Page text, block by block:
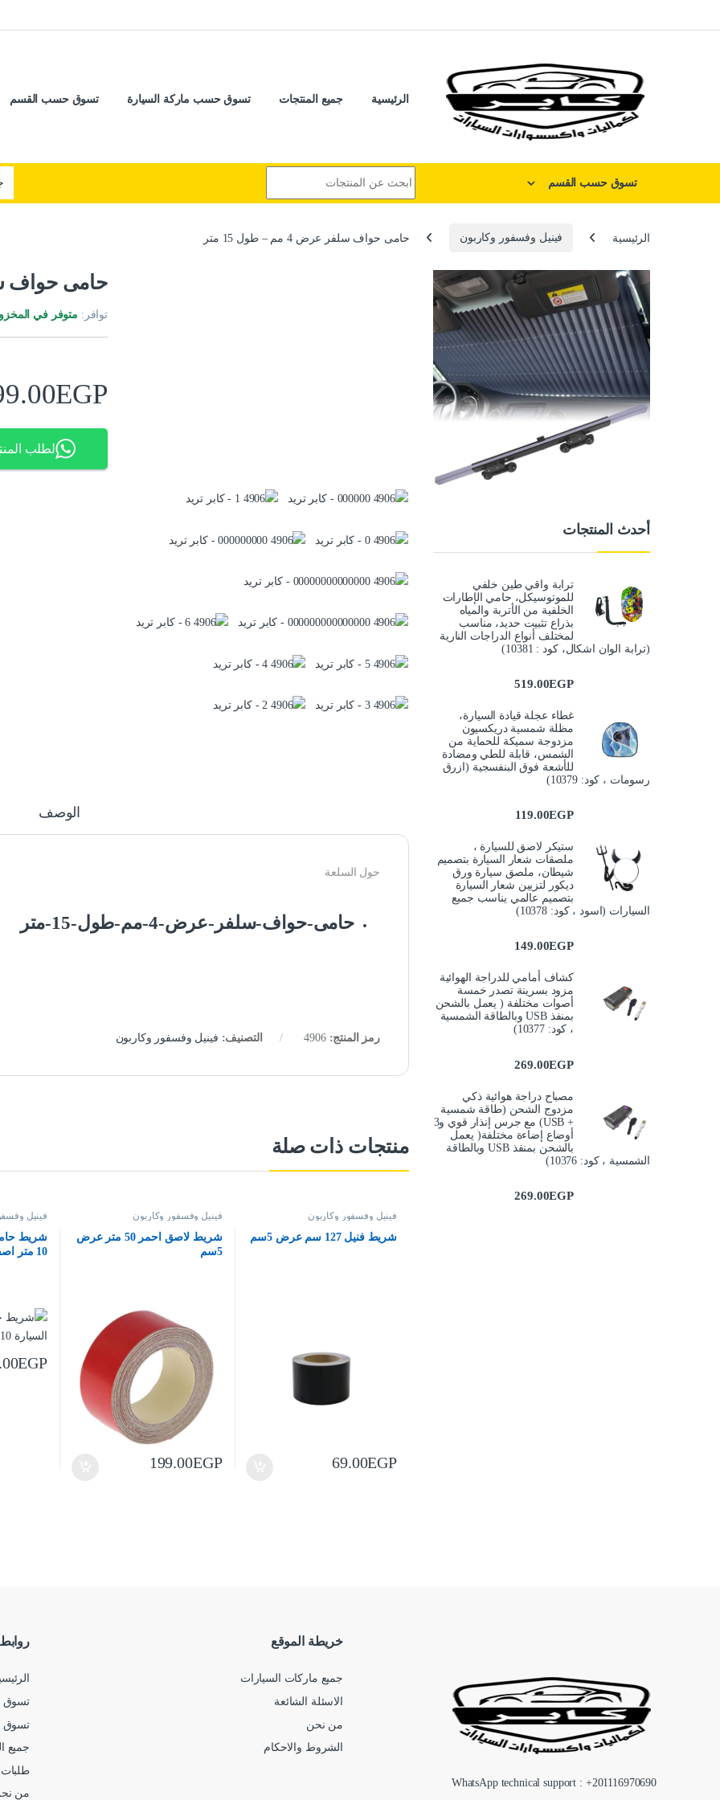
الرئيسية جميع المنتجات تسوق حسب ماركة السيارة تسوق حسب القسم
تسوق حسب القسم
الرئيسية فينيل وفسفور وكاربون حامى حواف سلفر عرض 4 مم – طول 15 متر
حامى حواف سلفر
توافر: متوفر في
EGP
لطلب
الوصف
حول السلعة
حامى-حواف-سلفر-عرض-4-مم-طول-15-متر
رمز المنتج:4906 التصنيف: فينيل وفسفور وكاربون
منتجات ذات صلة
فينيل وفسفور وكاربون
شريط فنيل 127 سم عرض 5سم
69.00EGP
فينيل وفسفور وكاربون
شريط لاصق احمر 50 متر عرض
5سم
199.00EGP
فينيل
شريط
10 متر اصفر
EGP
أحدث المنتجات
ترابة واقي طين خلفي
للموتوسيكل، حامي الإطارات
الخلفية من الأتربة والمياه
بذراع تثبيت حديد، مناسب
لمختلف أنواع الدراجات النارية
(ترابة الوان اشكال، كود : 10381)
519.00EGP
غطاء عجلة قيادة السيارة،
مظلة شمسية دريكسيون
مزدوجة سميكة للحماية من
الشمس، قابلة للطي ومضادة
للأشعة فوق البنفسجية (ازرق
رسومات ، كود: 10379)
119.00EGP
ستيكر لاصق للسيارة ،
ملصقات شعار السيارة بتصميم
شيطان، ملصق سيارة ورق
ديكور لتزيين شعار السيارة
بتصميم عالمي يناسب جميع
السيارات (اسود ، كود: 10378)
149.00EGP
كشاف أمامي للدراجة الهوائية
مزود بسرينة تصدر خمسة
أصوات مختلفة ( يعمل بالشحن
بمنفذ USB وبالطاقة الشمسية
، كود: 10377)
269.00EGP
مصباح دراجة هوائية ذكي
مزدوج الشحن (طاقة شمسية
+ USB) مع جرس إنذار قوي و3
أوضاع إضاءة مختلفة( يعمل
بالشحن بمنفذ USB وبالطاقة
الشمسية ، كود: 10376)
269.00EGP
WhatsApp technical support : +201116970690
خريطة الموقع
جميع ماركات السيارات
الاسئلة الشائعة
من نحن
الشروط والاحكام
تسوق
تسوق
جميع
طلبات
من